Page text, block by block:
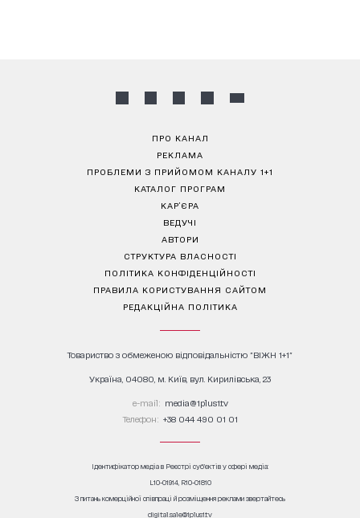
ПРО КАНАЛ
РЕКЛАМА
ПРОБЛЕМИ З ПРИЙОМОМ КАНАЛУ 1+1
КАТАЛОГ ПРОГРАМ
КАР’ЄРА
ВЕДУЧІ
АВТОРИ
СТРУКТУРА ВЛАСНОСТІ
ПОЛІТИКА КОНФІДЕНЦІЙНОСТІ
ПРАВИЛА КОРИСТУВАННЯ САЙТОМ
РЕДАКЦІЙНА ПОЛІТИКА
Товариство з обмеженою відповідальністю "ВІЖН 1+1"
Україна, 04080, м. Київ, вул. Кирилівська, 23
е-mail: media@1plus1.tv
Телефон: +38 044 490 01 01
Ідентифікатор медіа в Реєстрі суб’єктів у сфері медіа:
L10-01914, R10-01810
З питань комерційної співпраці й розміщення реклами звертайтесь
digital.sale@1plus1.tv